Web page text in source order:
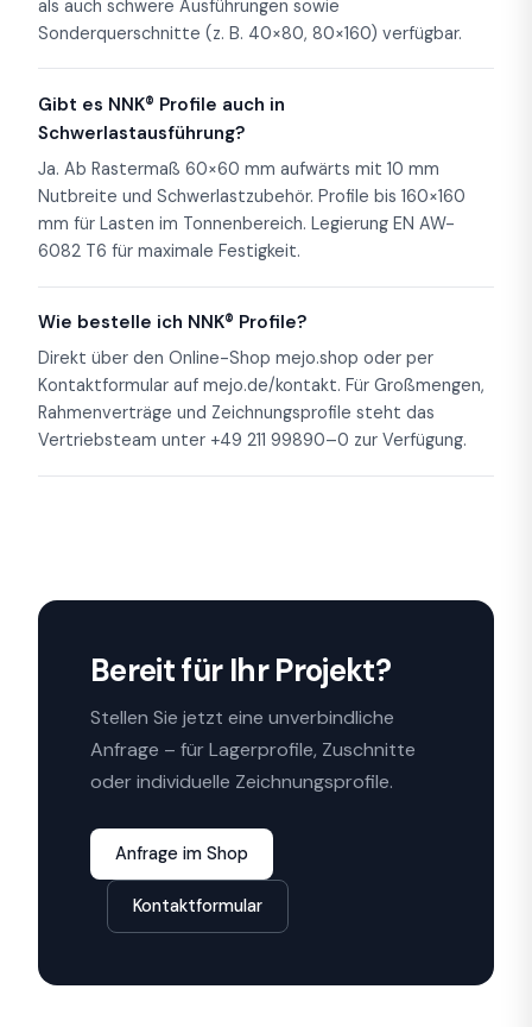
als auch schwere Ausführungen sowie
Sonderquerschnitte (z. B. 40×80, 80×160) verfügbar.
Gibt es NNK® Profile auch in
Schwerlastausführung?
Ja. Ab Rastermaß 60×60 mm aufwärts mit 10 mm
Nutbreite und Schwerlastzubehör. Profile bis 160×160
mm für Lasten im Tonnenbereich. Legierung EN AW-
6082 T6 für maximale Festigkeit.
Wie bestelle ich NNK® Profile?
Direkt über den Online-Shop mejo.shop oder per
Kontaktformular auf mejo.de/kontakt. Für Großmengen,
Rahmenverträge und Zeichnungsprofile steht das
Vertriebsteam unter +49 211 99890–0 zur Verfügung.
Bereit für Ihr Projekt?
Stellen Sie jetzt eine unverbindliche
Anfrage – für Lagerprofile, Zuschnitte
oder individuelle Zeichnungsprofile.
Anfrage im Shop
Kontaktformular